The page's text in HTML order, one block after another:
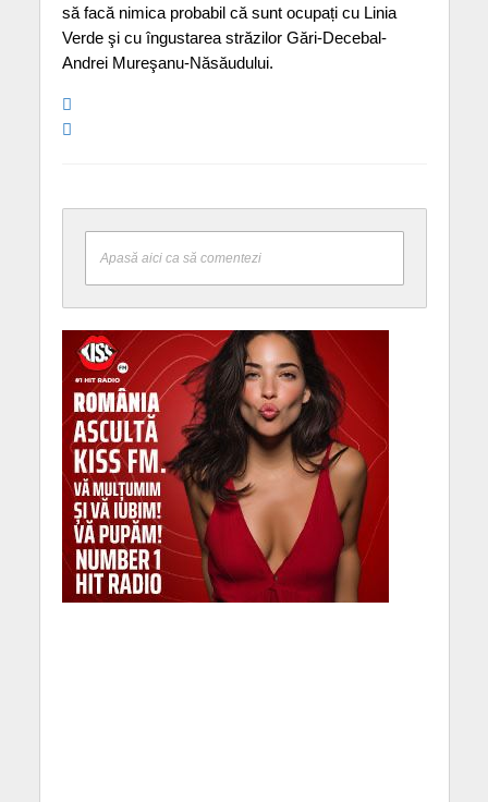
să facă nimica probabil că sunt ocupați cu Linia
Verde şi cu îngustarea străzilor Gări-Decebal-
Andrei Mureşanu-Năsăudului.
Apasă aici ca să comentezi